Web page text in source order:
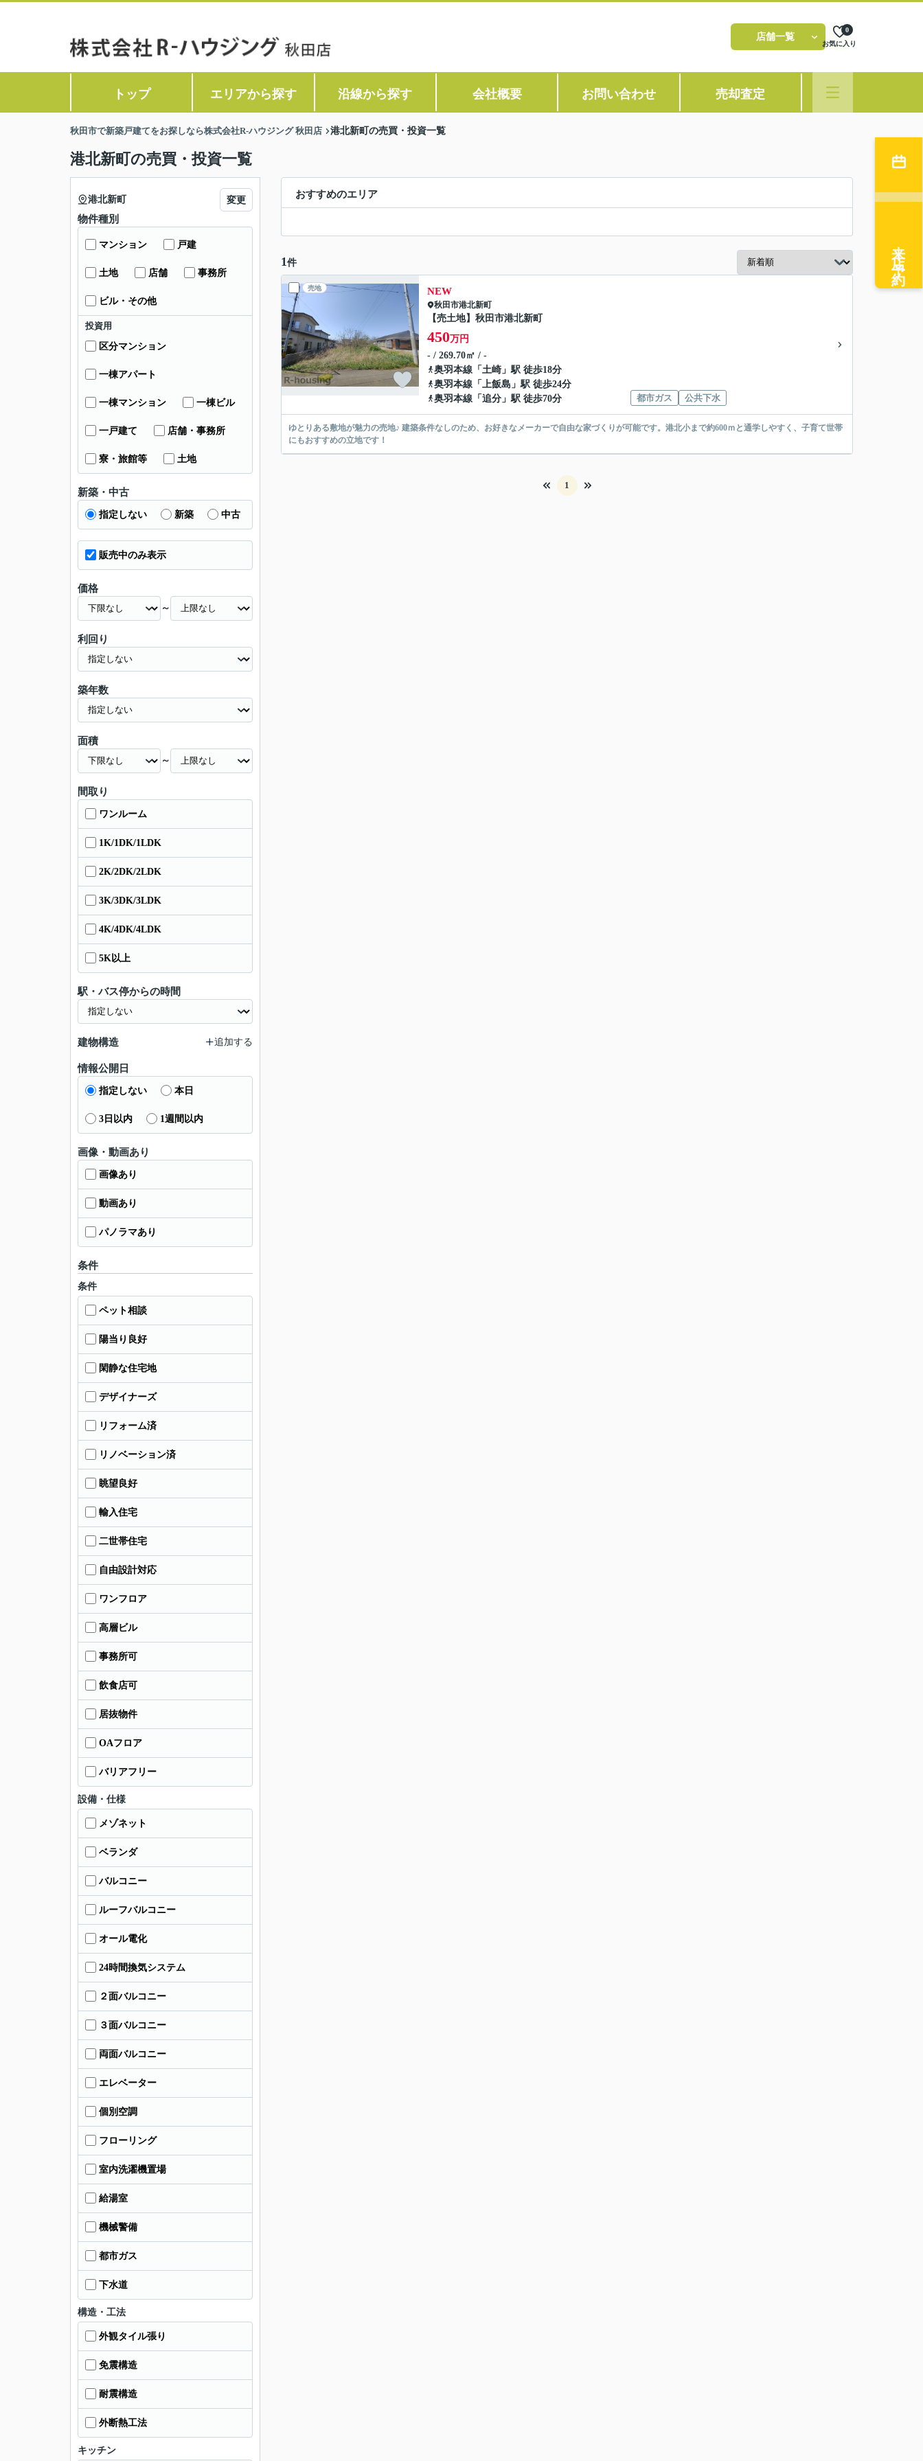
店舗一覧
お気に入り
0
トップ エリアから探す 沿線から探す 会社概要 お問い合わせ 売却査定
秋田市で新築戸建てをお探しなら株式会社R-ハウジング 秋田店 港北新町の売買・投資一覧
港北新町の売買・投資一覧
おすすめのエリア
1件
売地 NEW
秋田市港北新町
【売土地】秋田市港北新町
450万円
- / 269.70㎡ / -
奥羽本線 「土崎 」駅 徒歩18分
奥羽本線 「 上飯島 」駅 徒歩24分
奥羽本線 「追分 」駅 徒歩70分 都市ガス 公共下水
ゆとりある敷地が魅力の売地♪ 建築条件なしのため、お好きなメーカーで自由な家づくりが可能です。港北小まで約600ｍと通学しやすく、子育て世帯
にもおすすめの立地です！
1
港北新町 変更
物件種別
マンション 戸建
土地 店舗 事務所
ビル・その他
投資用
区分マンション
一棟アパート
一棟マンション 一棟ビル
一戸建て 店舗・事務所
寮・旅館等 土地
新築・中古
指定しない 新築 中古
販売中のみ表示
価格
～
利回り
築年数
面積
～
間取り
ワンルーム
1K/1DK/1LDK
2K/2DK/2LDK
3K/3DK/3LDK
4K/4DK/4LDK
5K以上
駅・バス停からの時間
建物構造 追加する
情報公開日
指定しない 本日
3日以内 1週間以内
画像・動画あり
画像あり
動画あり
パノラマあり
条件
条件
ペット相談
陽当り良好
閑静な住宅地
デザイナーズ
リフォーム済
リノベーション済
眺望良好
輸入住宅
二世帯住宅
自由設計対応
ワンフロア
高層ビル
事務所可
飲食店可
居抜物件
OAフロア
バリアフリー
設備・仕様
メゾネット
ベランダ
バルコニー
ルーフバルコニー
オール電化
24時間換気システム
２面バルコニー
３面バルコニー
両面バルコニー
エレベーター
個別空調
フローリング
室内洗濯機置場
給湯室
機械警備
都市ガス
下水道
構造・工法
外観タイル張り
免震構造
耐震構造
外断熱工法
キッチン
来店予約